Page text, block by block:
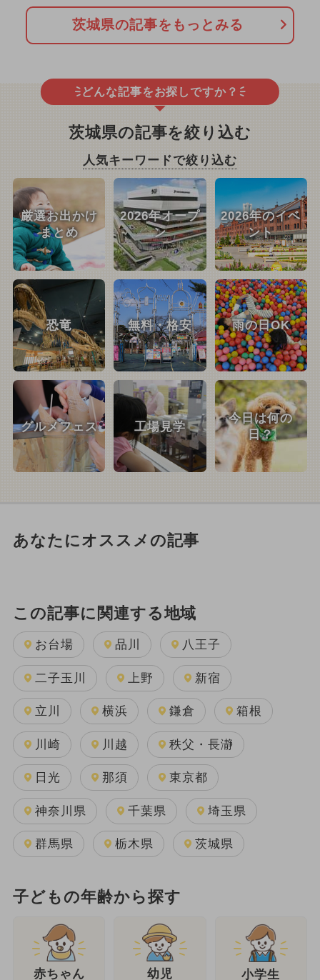
茨城県の記事をもっとみる
どんな記事をお探しですか？
茨城県の記事を絞り込む
人気キーワードで絞り込む
厳選お出かけ
まとめ
2026年オープ
ン
2026年のイベ
ント
恐竜 無料・格安 雨の日OK
グルメフェス 工場見学
今日は何の
日？
あなたにオススメの記事
この記事に関連する地域
お台場 品川 八王子
二子玉川 上野 新宿
立川 横浜 鎌倉 箱根
川崎 川越 秩父・長瀞
日光 那須 東京都
神奈川県 千葉県 埼玉県
群馬県 栃木県 茨城県
子どもの年齢から探す
赤ちゃん 幼児 小学生